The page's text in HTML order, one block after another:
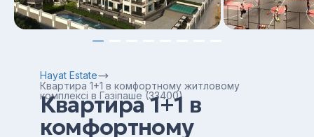
Hayat Estate
Квартира 1+1 в комфортному житловому
комплексі в Газіпаше (33400)
Квартира 1+1 в
комфортному